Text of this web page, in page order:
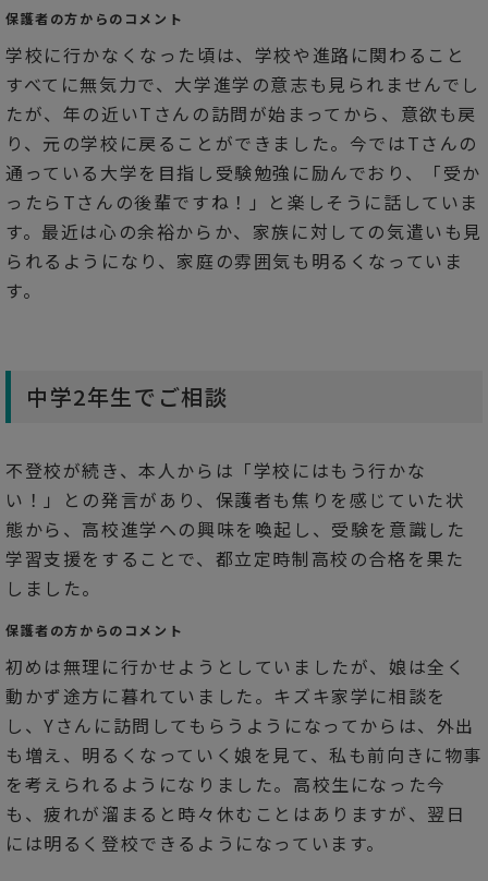
保護者の方からのコメント
学校に行かなくなった頃は、学校や進路に関わること
すべてに無気力で、大学進学の意志も見られませんでし
たが、年の近いTさんの訪問が始まってから、意欲も戻
り、元の学校に戻ることができました。今ではTさんの
通っている大学を目指し受験勉強に励んでおり、「受か
ったらTさんの後輩ですね！」と楽しそうに話していま
す。最近は心の余裕からか、家族に対しての気遣いも見
られるようになり、家庭の雰囲気も明るくなっていま
す。
中学2年生でご相談
不登校が続き、本人からは「学校にはもう行かな
い！」との発言があり、保護者も焦りを感じていた状
態から、高校進学への興味を喚起し、受験を意識した
学習支援をすることで、都立定時制高校の合格を果た
しました。
保護者の方からのコメント
初めは無理に行かせようとしていましたが、娘は全く
動かず途方に暮れていました。キズキ家学に相談を
し、Yさんに訪問してもらうようになってからは、外出
も増え、明るくなっていく娘を見て、私も前向きに物事
を考えられるようになりました。高校生になった今
も、疲れが溜まると時々休むことはありますが、翌日
には明るく登校できるようになっています。